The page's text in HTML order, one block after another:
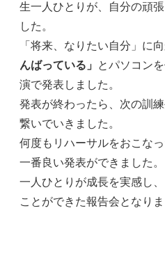
生一人ひとりが、自分の頑
した。
「将来、なりたい自分」に
んばっている」
とパソコン
演で発表しました。
発表が終わったら、次の訓
繋いでいきました。
何度もリハーサルをおこな
一番良い発表ができました。
一人ひとりが成長を実感し
ことができた報告会となりま